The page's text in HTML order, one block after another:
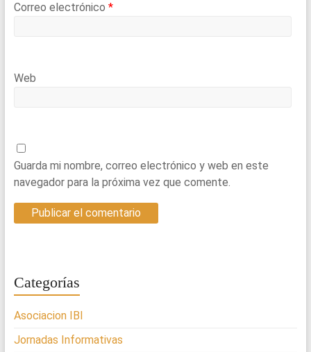
Correo electrónico *
Web
Guarda mi nombre, correo electrónico y web en este
navegador para la próxima vez que comente.
Categorías
Asociacion IBI
Jornadas Informativas